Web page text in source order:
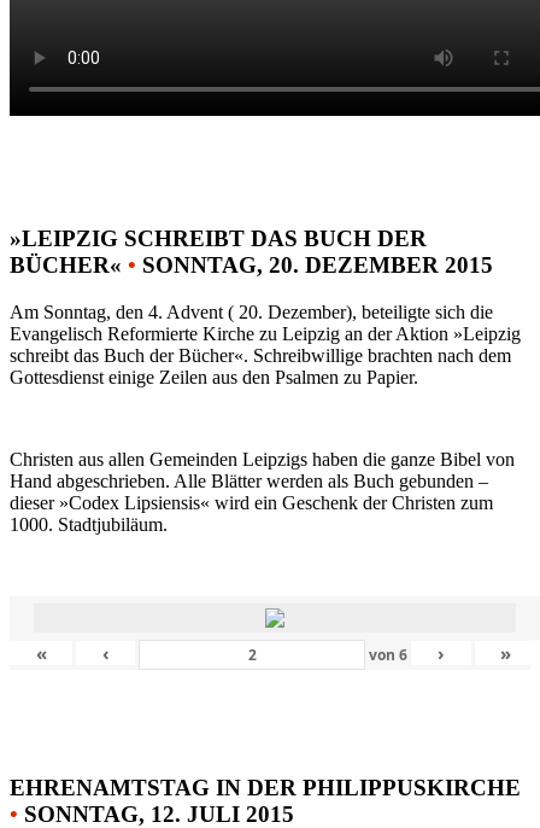
»LEIPZIG SCHREIBT DAS BUCH DER
BÜCHER« • SONNTAG, 20. DEZEMBER 2015
Am Sonntag, den 4. Advent ( 20. Dezember), beteiligte sich die
Evangelisch Reformierte Kirche zu Leipzig an der Aktion »Leipzig
schreibt das Buch der Bücher«. Schreibwillige brachten nach dem
Gottesdienst einige Zeilen aus den Psalmen zu Papier.
Christen aus allen Gemeinden Leipzigs haben die ganze Bibel von
Hand abgeschrieben. Alle Blätter werden als Buch gebunden –
dieser »Codex Lipsiensis« wird ein Geschenk der Christen zum
1000. Stadtjubiläum.
« ‹ von6 › »
EHRENAMTSTAG IN DER PHILIPPUSKIRCHE
• SONNTAG, 12. JULI 2015